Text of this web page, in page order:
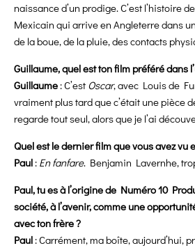
naissance d’un prodige. C’est l’histoire
Mexicain qui arrive en Angleterre dans
de la boue, de la pluie, des contacts
Guillaume, quel est ton film préféré dans
Guillaume : C’est Oscar, avec Louis de
vraiment plus tard que c’était une pièce
regarde tout seul, alors que je l’ai
Quel est le dernier film que vous avez vu
Paul : En fanfare. Benjamin Lavernhe,
Paul, tu es à l’origine de Numéro 10
société, à l’avenir, comme une
avec ton frère ?
Paul : Carrément, ma boîte, aujourd’hui,